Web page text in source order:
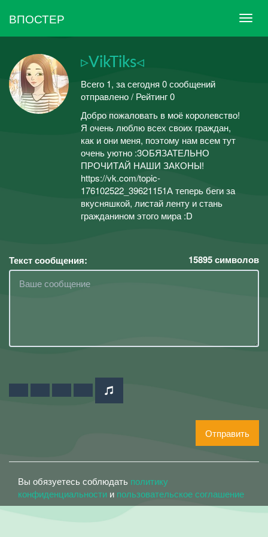
ВПОСТЕР
▹VikTiks◃
Всего 1, за сегодня 0 сообщений
отправлено / Рейтинг 0
Добро пожаловать в моё королевство!
Я очень люблю всех своих граждан,
как и они меня, поэтому нам всем тут
очень уютно :3ОБЯЗАТЕЛЬНО
ПРОЧИТАЙ НАШИ ЗАКОНЫ!
https://vk.com/topic-
176102522_39621151А теперь беги за
вкусняшкой, листай ленту и стань
гражданином этого мира :D
Текст сообщения: 15895символов
Отправить
Вы обязуетесь соблюдать политику
конфиденциальности и пользовательское соглашение